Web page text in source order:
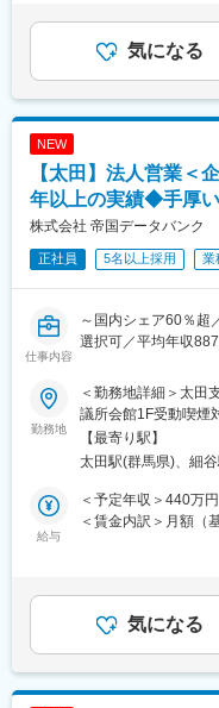
・企業信用調査で得
し、課題解決をご提案
例１：与信管理に課
継支援サービスや教
訪問から報告書作成
題解決力を発揮し、
・企業信用調査のデ
融・経営知識を実務
・社長や会社役員か
■働く環境：
充実した研修制度と
してスタート可能。
上にも取り組んでい
国内シェア60％超を
や企業間取引で利用
後）：800 万円（月
※モデル年収は全国
額であり、選考を通
固定手当を含めた表
気になる
NEW
【太田】法人営業＜
年以上の実績◆手厚
株式会社 帝国データバンク
正社員 5名以上採用 業
仕事内容
～国内シェア60％超
選択可／平均年収
■業務内容：
経営者と直接対話し
ィング営業」をお任
金融・経営知識を実
場価値を高められる
1. 企業信用調査
・対象企業へ訪問し
・企業信用調査で得
し、課題解決をご提案
例１：与信管理に課
勤務地
＜勤務地詳細＞太田支店
議所会館1F受動喫煙
務上の都合により変
【最寄り駅】
太田駅(群馬県)、細
給与
＜予定年収＞440万
＜賃金内訳＞月額（
後）：800 万円（月
※モデル年収は全国
額であり、選考を通
固定手当を含めた表
気になる